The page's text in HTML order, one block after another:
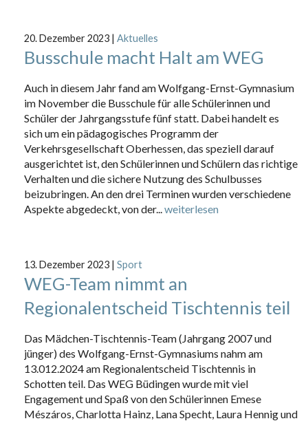
20. Dezember 2023 |Aktuelles
Busschule macht Halt am WEG
Auch in diesem Jahr fand am Wolfgang-Ernst-Gymnasium
im November die Busschule für alle Schülerinnen und
Schüler der Jahrgangsstufe fünf statt. Dabei handelt es
sich um ein pädagogisches Programm der
Verkehrsgesellschaft Oberhessen, das speziell darauf
ausgerichtet ist, den Schülerinnen und Schülern das richtige
Verhalten und die sichere Nutzung des Schulbusses
beizubringen. An den drei Terminen wurden verschiedene
Aspekte abgedeckt, von der...weiterlesen
13. Dezember 2023 |Sport
WEG-Team nimmt an
Regionalentscheid Tischtennis teil
Das Mädchen-Tischtennis-Team (Jahrgang 2007 und
jünger) des Wolfgang-Ernst-Gymnasiums nahm am
13.012.2024 am Regionalentscheid Tischtennis in
Schotten teil. Das WEG Büdingen wurde mit viel
Engagement und Spaß von den Schülerinnen Emese
Mészáros, Charlotta Hainz, Lana Specht, Laura Hennig und